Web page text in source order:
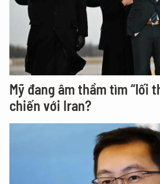
Mỹ đang âm thầm tìm “lối
chiến với Iran?